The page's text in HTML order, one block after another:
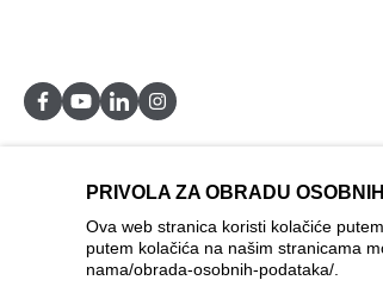
PRIVOLA ZA OBRADU
Ova web stranica koristi kolačiće
putem kolačića na našim stranicama
nama/obrada-osobnih-podataka/